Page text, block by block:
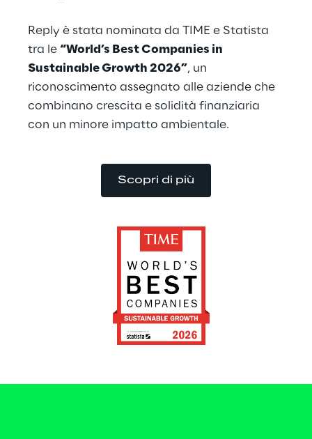
Reply è stata nominata da TIME e Statista
tra le “World’s Best Companies in
Sustainable Growth 2026”, un
riconoscimento assegnato alle aziende che
combinano crescita e solidità finanziaria
con un minore impatto ambientale.
Scopri di più